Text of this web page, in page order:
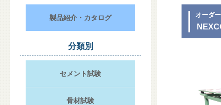
オーダ
製品紹介・カタログ
分類別
セメント試験
骨材試験